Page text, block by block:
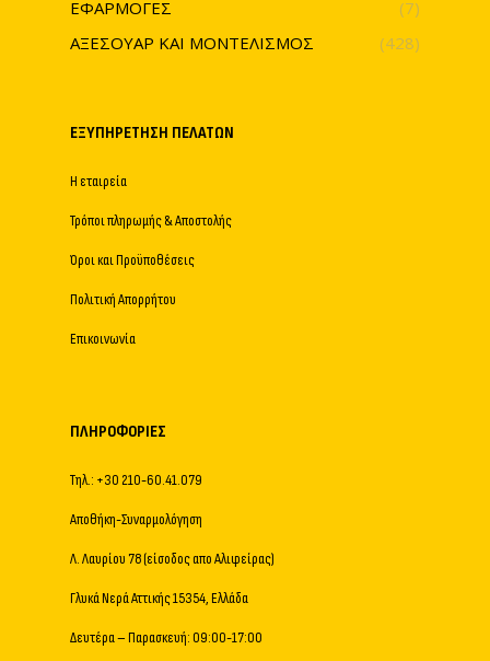
ΕΦΑΡΜΟΓΕΣ
(7)
ΑΞΕΣΟΥΑΡ ΚΑΙ ΜΟΝΤΕΛΙΣΜΟΣ
(428)
ΕΞΥΠΗΡΈΤΗΣΗ ΠΕΛΑΤΏΝ
Η εταιρεία
Τρόποι πληρωμής & Αποστολής
Όροι και Προϋποθέσεις
Πολιτική Απορρήτου
Επικοινωνία
ΠΛΗΡΟΦΟΡΊΕΣ
Τηλ.: +30 210-60.41.079
Αποθήκη-Συναρμολόγηση
Λ. Λαυρίου 78 (είσοδος απο Αλιφείρας)
Γλυκά Νερά Αττικής 15354, Ελλάδα
Δευτέρα – Παρασκευή: 09:00-17:00